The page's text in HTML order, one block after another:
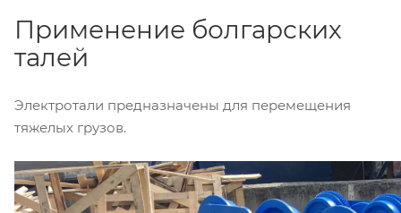
Применение болгарских
талей
Электротали предназначены для перемещения
тяжелых грузов.